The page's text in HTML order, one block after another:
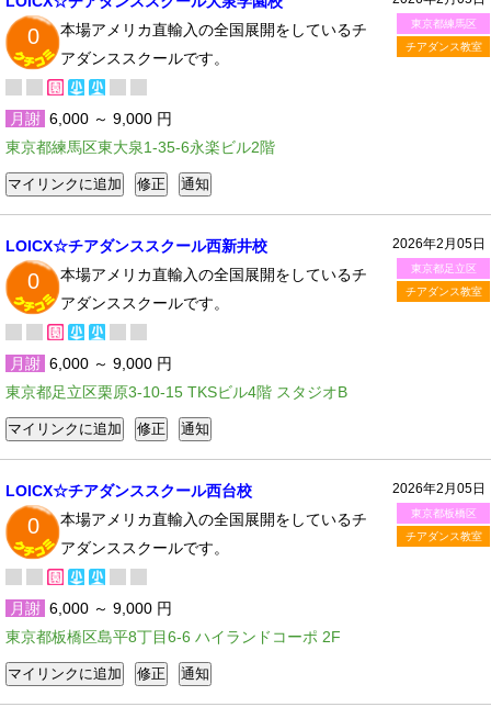
東京都練馬区
チアダンス教室
0
本場アメリカ直輸入の全国展開をしているチ
アダンススクールです。
月謝 6,000 ～ 9,000 円
東京都練馬区東大泉1-35-6永楽ビル2階
2026年2月05日
東京都足立区
チアダンス教室
LOICX☆チアダンススクール西新井校
0
本場アメリカ直輸入の全国展開をしているチ
アダンススクールです。
月謝 6,000 ～ 9,000 円
東京都足立区栗原3-10-15 TKSビル4階 スタジオB
2026年2月05日
東京都板橋区
チアダンス教室
LOICX☆チアダンススクール西台校
0
本場アメリカ直輸入の全国展開をしているチ
アダンススクールです。
月謝 6,000 ～ 9,000 円
東京都板橋区島平8丁目6-6 ハイランドコーポ 2F